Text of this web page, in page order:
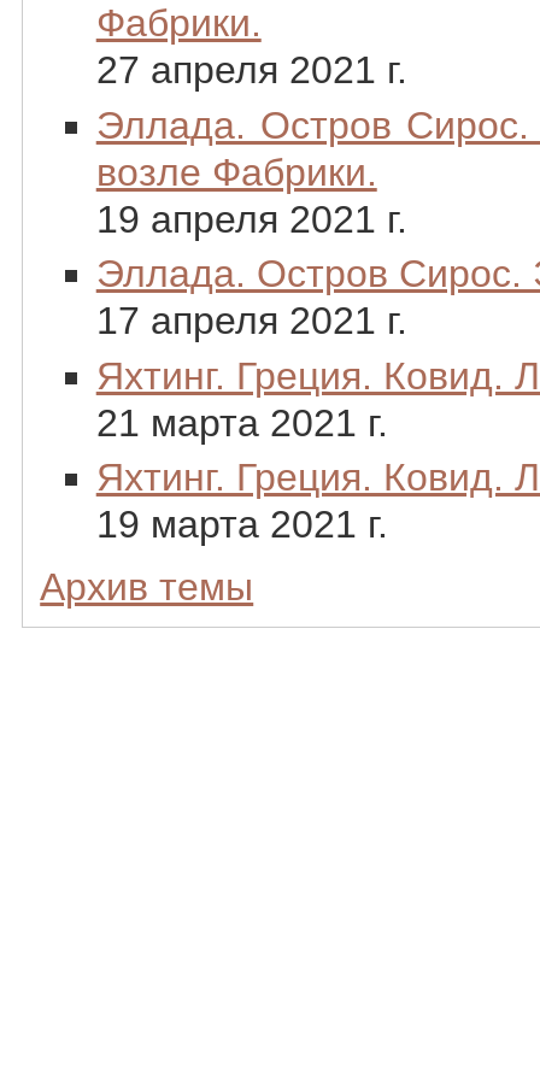
Фабрики.
27 апреля 2021 г.
Эллада. Остров Сирос.
возле Фабрики.
19 апреля 2021 г.
Эллада. Остров Сирос.
17 апреля 2021 г.
Яхтинг. Греция. Ковид.
21 марта 2021 г.
Яхтинг. Греция. Ковид.
19 марта 2021 г.
Архив темы